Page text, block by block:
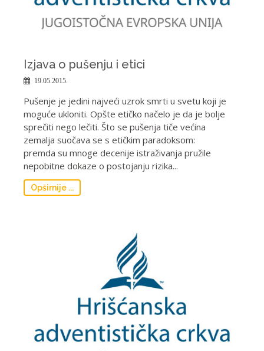
Izjava o pušenju i etici
19.05.2015.
Pušenje je jedini najveći uzrok smrti u svetu koji je
moguće ukloniti. Opšte etičko načelo je da je bolje
sprečiti nego lečiti. Što se pušenja tiče većina
zemalja suočava se s etičkim paradoksom:
premda su mnoge decenije istraživanja pružile
nepobitne dokaze o postojanju rizika...
Opširnije ...